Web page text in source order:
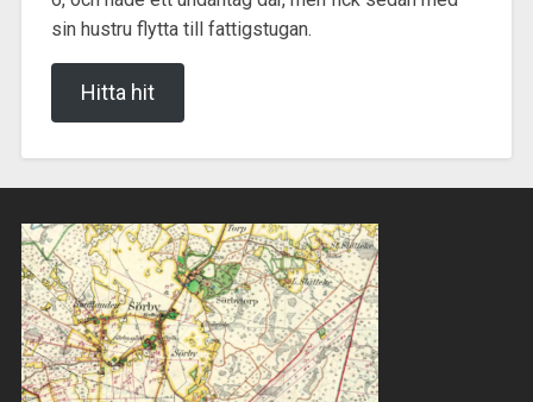
sin hustru flytta till fattigstugan.
Hitta hit